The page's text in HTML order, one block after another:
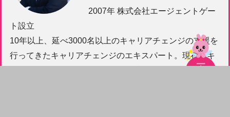
2007年 株式会社エージェントゲー
ト設立
10年以上、延べ3000名以上のキャリアチェンジの支援を
行ってきたキャリアチェンジのエキスパート。現在、キ